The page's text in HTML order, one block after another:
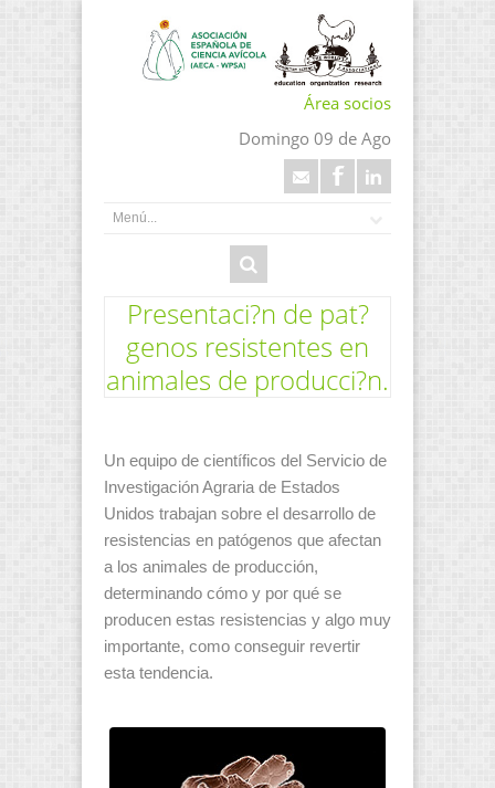
Área socios
Domingo 09 de Ago
Presentaci?n de pat?
genos resistentes en
animales de producci?n.
Un equipo de científicos del Servicio de
Investigación Agraria de Estados
Unidos trabajan sobre el desarrollo de
resistencias en patógenos que afectan
a los animales de producción,
determinando cómo y por qué se
producen estas resistencias y algo muy
importante, como conseguir revertir
esta tendencia.